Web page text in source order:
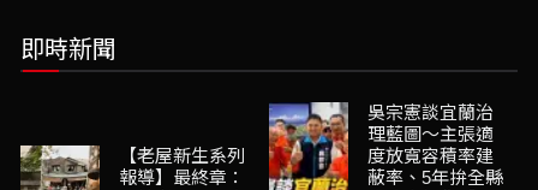
即時新聞
【老屋新生系列
報導】最終章：
吳宗憲談宜蘭治
理藍圖～主張適
度放寬容積率建
蔽率、5年拚全縣